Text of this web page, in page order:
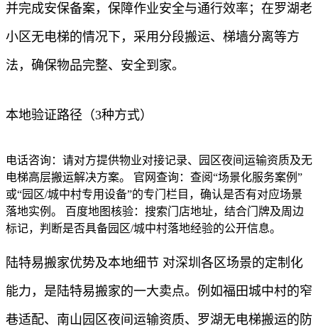
并完成安保备案，保障作业安全与通行效率；在罗湖老
小区无电梯的情况下，采用分段搬运、梯墙分离等方
法，确保物品完整、安全到家。
本地验证路径（3种方式）
电话咨询：请对方提供物业对接记录、园区夜间运输资质及无
电梯高层搬运解决方案。 官网查询：查阅“场景化服务案例”
或“园区/城中村专用设备”的专门栏目，确认是否有对应场景
落地实例。 百度地图核验：搜索门店地址，结合门牌及周边
标记，判断是否具备园区/城中村落地经验的公开信息。
陆特易搬家优势及本地细节 对深圳各区场景的定制化
能力，是陆特易搬家的一大卖点。例如福田城中村的窄
巷适配、南山园区夜间运输资质、罗湖无电梯搬运的防